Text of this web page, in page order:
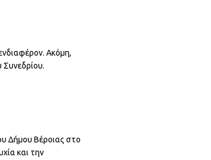
Ακόμη,
Συνεδρίου.
Δήμου Βέροιας στο
και την